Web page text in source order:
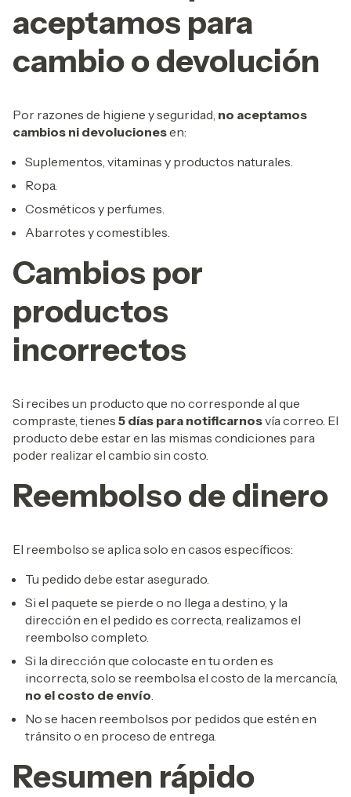
aceptamos para
cambio o devolución
Por razones de higiene y seguridad, no aceptamos
cambios ni devolucionesen:
Suplementos, vitaminas y productos naturales.
Ropa.
Cosméticos y perfumes.
Abarrotes y comestibles.
Cambios por
productos
incorrectos
Si recibes un producto que no corresponde al que
compraste, tienes 5 días para notificarnosvía correo. El
producto debe estar en las mismas condiciones para
poder realizar el cambio sin costo.
Reembolso de dinero
El reembolso se aplica solo en casos específicos:
Tu pedido debe estar asegurado.
Si el paquete se pierde o no llega a destino, y la
dirección en el pedido es correcta, realizamos el
reembolso completo.
Si la dirección que colocaste en tu orden es
incorrecta, solo se reembolsa el costo de la mercancía,
no el costo de envío.
No se hacen reembolsos por pedidos que estén en
tránsito o en proceso de entrega.
Resumen rápido